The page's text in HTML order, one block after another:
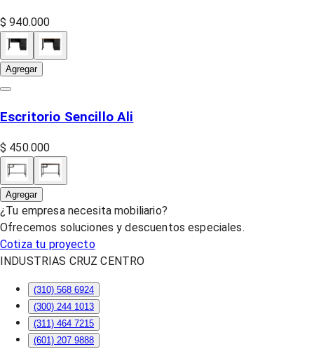
$ 940.000
Agregar
Escritorio Sencillo Ali
$ 450.000
Agregar
¿Tu empresa necesita mobiliario?
Ofrecemos soluciones y descuentos especiales.
Cotiza tu proyecto
INDUSTRIAS CRUZ CENTRO
(310) 568 6924
(300) 244 1013
(311) 464 7215
(601) 207 9888